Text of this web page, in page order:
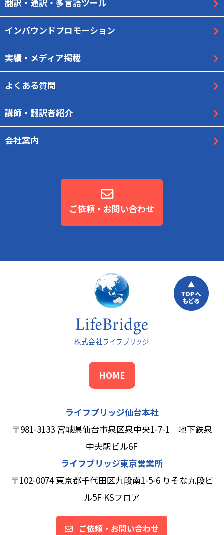
インバウンドプロモーション
実績・メディア掲載
よくある質問
講師・翻訳者紹介
会社案内
ご依頼・お問い合わせ
HOME
ライフブリッジ仙台本社
〒981-3133 宮城県仙台市泉区泉中央1-7-1 地下鉄泉
中央駅ビル6F
ライフブリッジ東京営業所
〒102-0074 東京都千代田区九段南1-5-6 りそな九段ビ
ル5F KSフロア
ご依頼・お問い合わせ